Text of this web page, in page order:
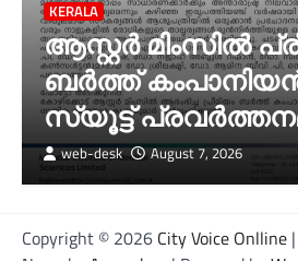
KERALA
ആസ്റ്റർ മിംസിൽ
ബർത്ത്
സ്യൂട്ട്
web-desk August 7, 2026
Copyright © 2026 City Voice Onlline